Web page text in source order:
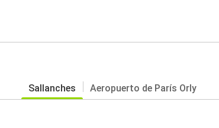
Sallanches Aeropuerto de París Orly